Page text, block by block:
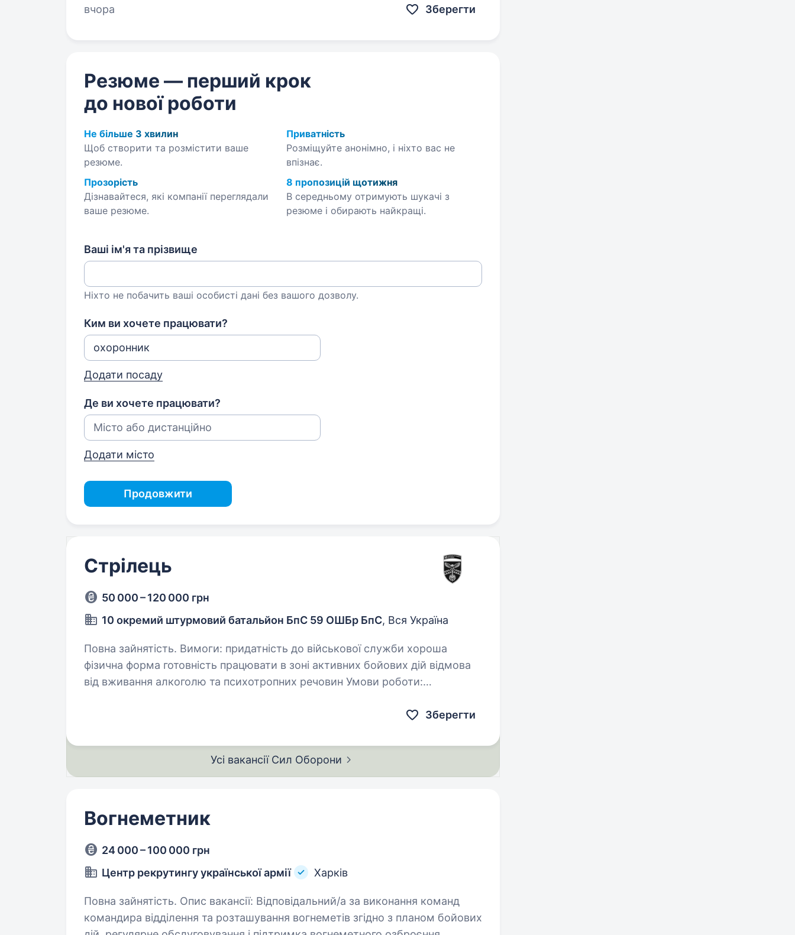
вчора
Зберегти
Резюме — перший крок
до нової роботи
Не більше 3 хвилин
Щоб створити та розмістити ваше
резюме.
Приватність
Розміщуйте анонімно, і ніхто вас не
впізнає.
Прозорість
Дізнавайтеся, які компанії переглядали
ваше резюме.
8 пропозицій щотижня
В середньому отримують шукачі з
резюме і обирають найкращі.
Ваші ім'я та прізвище
Ніхто не побачить ваші особисті дані без вашого дозволу.
Ким ви хочете працювати?
Додати посаду
Де ви хочете працювати?
Додати місто
Продовжити
Стрілець
50 000 – 120 000 грн
10 окремий штурмовий батальйон БпС 59 ОШБр БпС, Вся Україна
Повна зайнятість. Вимоги: придатність до військової служби хороша
фізична форма готовність працювати в зоні активних бойових дій відмова
від вживання алкоголю та психотропних речовин Умови роботи:
Зберегти
Усі вакансії Сил Оборони
Вогнеметник
24 000 – 100 000 грн
Центр рекрутингу української армії
Харків
Повна зайнятість. Опис вакансії: Відповідальний/а за виконання команд
командира відділення та розташування вогнеметів згідно з планом бойових